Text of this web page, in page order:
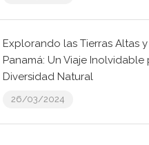
Explorando las Tierras Altas
Panamá: Un Viaje Inolvidable
Diversidad Natural
26/03/2024